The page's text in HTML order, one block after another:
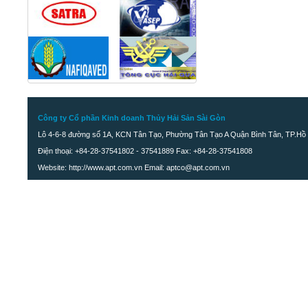
Công ty Cổ phần Kinh doanh Thủy Hải Sản Sài Gòn
Lô 4-6-8 đường số 1A, KCN Tân Tạo, Phường Tân Tạo A Quận Bình Tân, TP.Hồ
Điện thoại: +84-28-37541802 - 37541889 Fax: +84-28-37541808
Website: http://www.apt.com.vn Email: aptco@apt.com.vn